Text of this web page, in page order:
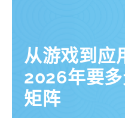
从游戏到应
2026年要
矩阵